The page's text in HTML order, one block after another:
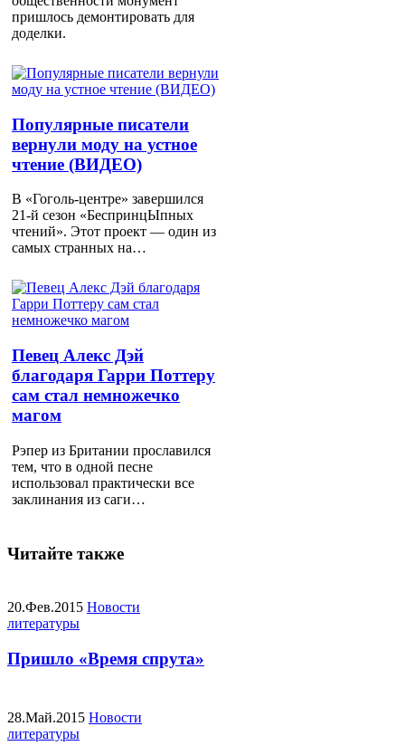
пришлось демонтировать для
доделки.
Популярные писатели
вернули моду на устное
чтение (ВИДЕО)
В «Гоголь-центре» завершился
21-й сезон «БеспринцЫпных
чтений». Этот проект — один из
самых странных на…
Певец Алекс Дэй
благодаря Гарри Поттеру
сам стал немножечко
магом
Рэпер из Британии прославился
тем, что в одной песне
использовал практически все
заклинания из саги…
Читайте также
20.Фев.2015 Новости
литературы
Пришло «Время спрута»
28.Май.2015 Новости
литературы